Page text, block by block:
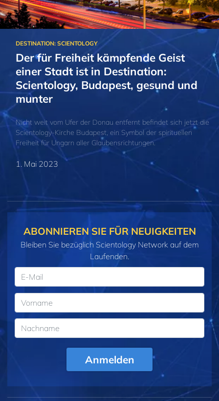
Der für Freiheit kämpfende Geist
einer Stadt ist in Destination:
Scientology, Budapest, gesund und
munter
Nicht weit vom Ufer der Donau entfernt befindet sich jetzt die
Scientology-Kirche Budapest, ein Symbol der spirituellen
Freiheit für Ungarn aller Glaubensrichtungen.
1. Mai 2023
ABONNIEREN SIE FÜR NEUIGKEITEN
Bleiben Sie bezüglich Scientology Network auf dem
Laufenden.
Anmelden